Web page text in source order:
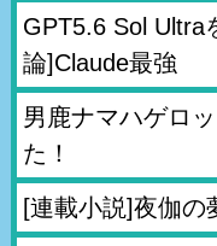
GPT5.6 Sol Ultra
論]Claude最強
男鹿ナマハゲロ
た！
[連載小説]夜伽